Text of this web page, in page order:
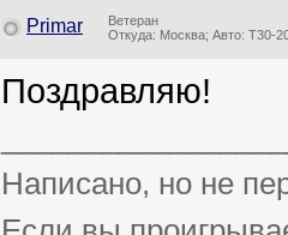
Primar
Ветеран
Откуда: Москва; Авто: Т30-
Поздравляю!
Написано, но не